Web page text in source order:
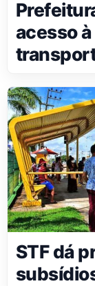
acesso
STF dá